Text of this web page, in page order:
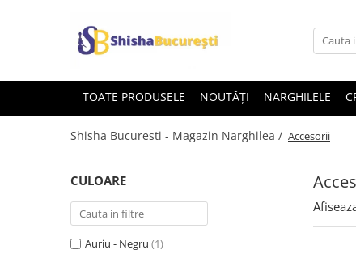
TOATE PRODUSELE NOUTĂȚI NARGHILELE
Shisha Bucuresti - Magazin Narghilea / Accesorii
CULOARE
Auriu - Negru (1)